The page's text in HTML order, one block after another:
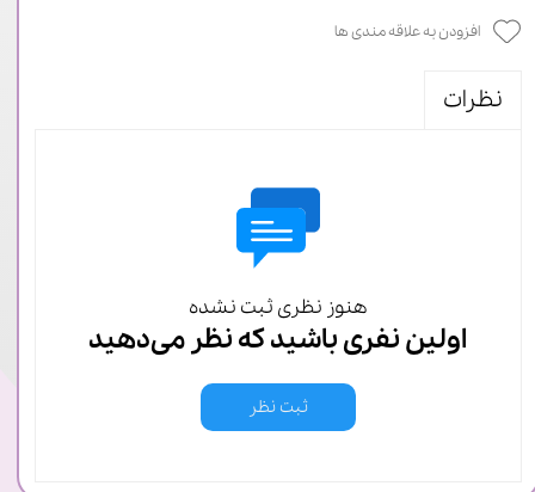
افزودن به علاقه مندی ها
نظرات
هنوز نظری ثبت نشده
اولین نفری باشید که نظر می‌دهید
ثبت نظر